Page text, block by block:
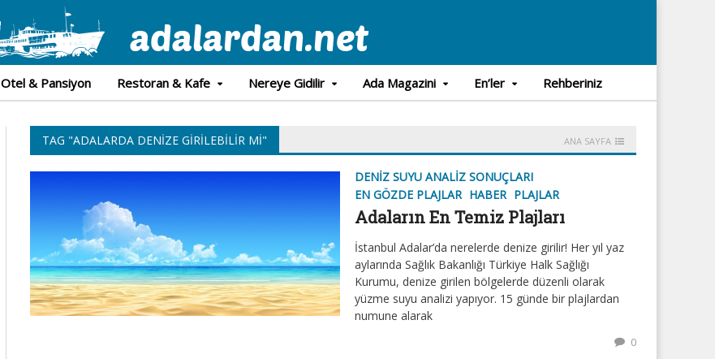
Otel & Pansiyon Restoran & Kafe Nereye Gidilir Ada Magazini En’ler Rehberiniz
TAG "ADALARDA DENIZE GIRILEBILIR MI" ANA SAYFA
DENIZ SUYU ANALIZ SONUÇLARI
EN GÖZDE PLAJLAR HABER PLAJLAR
Adaların En Temiz Plajları
İstanbul Adalar’da nerelerde denize girilir! Her yıl yaz
aylarında Sağlık Bakanlığı Türkiye Halk Sağlığı
Kurumu, denize girilen bölgelerde düzenli olarak
yüzme suyu analizi yapıyor. 15 günde bir plajlardan
numune alarak
0